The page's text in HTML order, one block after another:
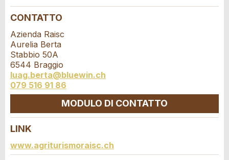
* Ingresso richiesto
A garanzia di qualità una copia di questa e-mail è
stata inviata a guidle
SCRIVI UN MESSAGGIO
Chiudi
E-mail *:
Telefono *:
Messaggio:
* Campo obbligatorio
Information: Zur Qualitätssicherung wird eine Kopie der
E-Mail an guidle gesendet.
CONTATTO
Azienda Raisc
Aurelia Berta
Stabbio 50A
6544 Braggio
luag.berta@bluewin.ch
079 516 91 86
MODULO DI CONTATTO
Contatto
LINK
www.agriturismoraisc.ch